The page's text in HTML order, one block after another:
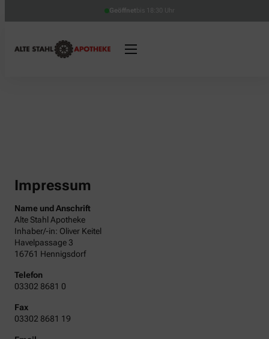
Geöffnet bis 18:30 Uhr
Impressum
Name und Anschrift
Alte Stahl Apotheke
Inhaber/-in: Oliver Keitel
Havelpassage 3
16761 Hennigsdorf
Telefon
03302 8681 0
Fax
03302 8681 19